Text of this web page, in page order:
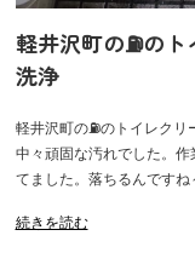
軽井沢町の⛽の
洗浄
軽井沢町の⛽のトイレクリ
中々頑固な汚れでした。
てました。落ちるんですね
続きを読む